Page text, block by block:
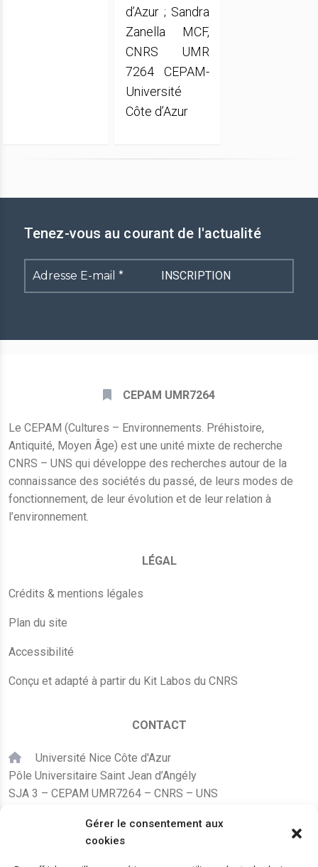
Gérer le consentement aux
cookies
d’Azur ; Sandra
Zanella MCF,
CNRS UMR
7264 CEPAM-
Université
Côte d’Azur
Tenez-vous au courant de l'actualité
Adresse
E-
CEPAM UMR7264
Le CEPAM (Cultures – Environnements. Préhistoire,
Antiquité, Moyen Âge) est une unité mixte de recherche
CNRS – UNS qui développe des recherches autour de la
connaissance des sociétés du passé, de leurs modes de
fonctionnement, de leur évolution et de leur relation à
l’environnement.
LÉGAL
Crédits & mentions légales
Plan du site
Accessibilité
Conçu et adapté à partir du Kit Labos du CNRS
CONTACT
Université Nice Côte d'Azur
Pôle Universitaire Saint Jean d’Angély
SJA 3 – CEPAM UMR7264 – CNRS – UNS